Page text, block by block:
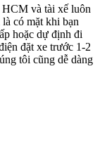
HCM và tài xế luôn
có mặt khi bạn
hoặc dự định đi
đặt xe trước 1-2
tôi cũng dễ dàng